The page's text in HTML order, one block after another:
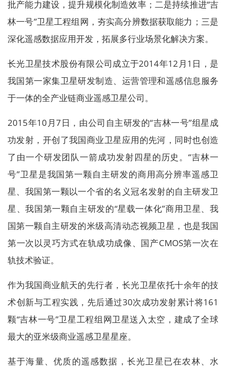
批产能力建设，提升规模化制造效率；二是持续推进“吉
林一号”卫星工程组网，夯实高分辨数据获取能力；三是
深化遥感数据应用开发，拓展多行业场景化解决方案。
长光卫星技术股份有限公司成立于2014年12月1日，是
我国第一家集卫星研发制造、运营管理和遥感信息服务
于一体的全产业链商业遥感卫星公司。
2015年10月7日，由公司自主研发的“吉林一号”组星成
功发射，开创了我国商业卫星应用的先河，同时也创造
了由一个研发团队一箭成功发射四星的历史。“吉林一
号”卫星是我国第一颗自主研发的商用高分辨率遥感卫
星、我国第一颗以一个省的名义冠名发射的自主研发卫
星、我国第一颗自主研发的“星载一体化”商用卫星、我
国第一颗自主研发的米级高清动态视频卫星，也是我国
第一次以灵巧方式在轨成功成像、国产CMOS第一次在
轨技术验证。
作为我国商业航天的先行者，长光卫星依托十余年的技
术创新与工程实践，先后通过30次成功发射累计将161
颗“吉林一号”卫星工程组网卫星送入太空，建成了全球
最大的亚米级商业遥感卫星星座。
基于海量、优质的遥感数据，长光卫星已在农林、水